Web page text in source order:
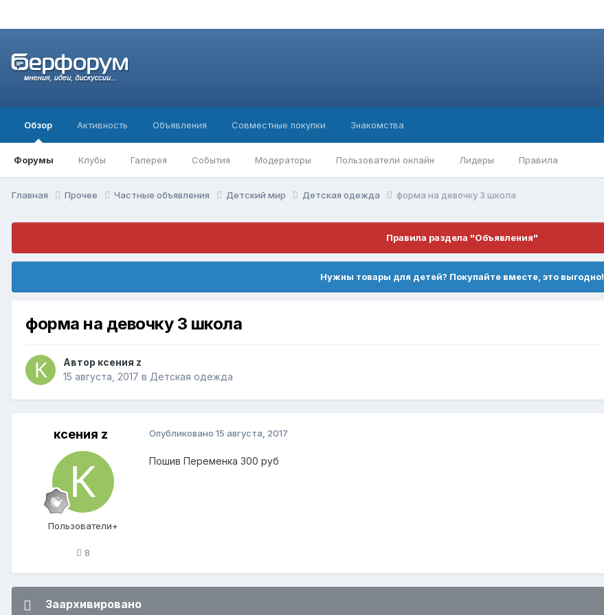
Обзор
Форумы Клубы Галерея События Модераторы Пользователи онлайн Лидеры Правила
Активность Объявления Совместные покупки Знакомства
Главная Прочее Частные объявления Детский мир Детская одежда форма на девочку 3 школа
Правила раздела "Объявления"
Нужны товары для детей? Покупайте вместе, это выгодно!
форма на девочку 3 школа
Автор ксения z
15 августа, 2017 в Детская одежда
ксения z
Пользователи+
8
Опубликовано 15 августа, 2017
Пошив Переменка 300 руб
Заархивировано